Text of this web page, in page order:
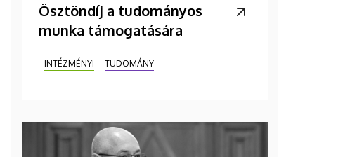
Ösztöndíj a tudományos
munka támogatására
INTÉZMÉNYI TUDOMÁNY